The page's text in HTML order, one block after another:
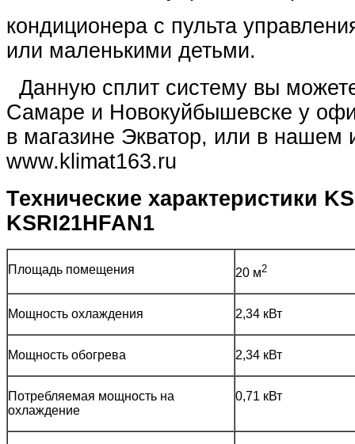
кондиционера с пульта
или маленькими детьми.
Данную сплит систему вы
Самаре и Новокуйбышевске у
в магазине Экватор, или в нашем
www.klimat163.ru
Технические характеристики
KSRI21HFAN1
Площадь помещения 20 м2
Мощность охлаждения 2,34 кВт
Мощность обогрева 2,34 кВт
Потребляемая мощность на
охлаждение
0,71 кВт